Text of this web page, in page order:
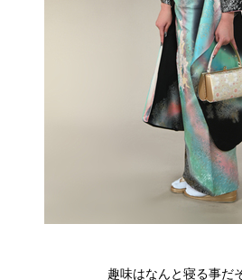
趣味はなんと寝る事だ